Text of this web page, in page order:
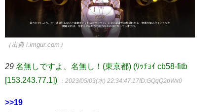
（出典 i.imgur.com）
29 名無しですよ、名無し！(東京都) (ﾜｯﾁｮｲ cb58-fitb
[153.243.77.1])
：2023/05/03(水) 22:34:47.17ID:GQqQ2pWx0
>>19